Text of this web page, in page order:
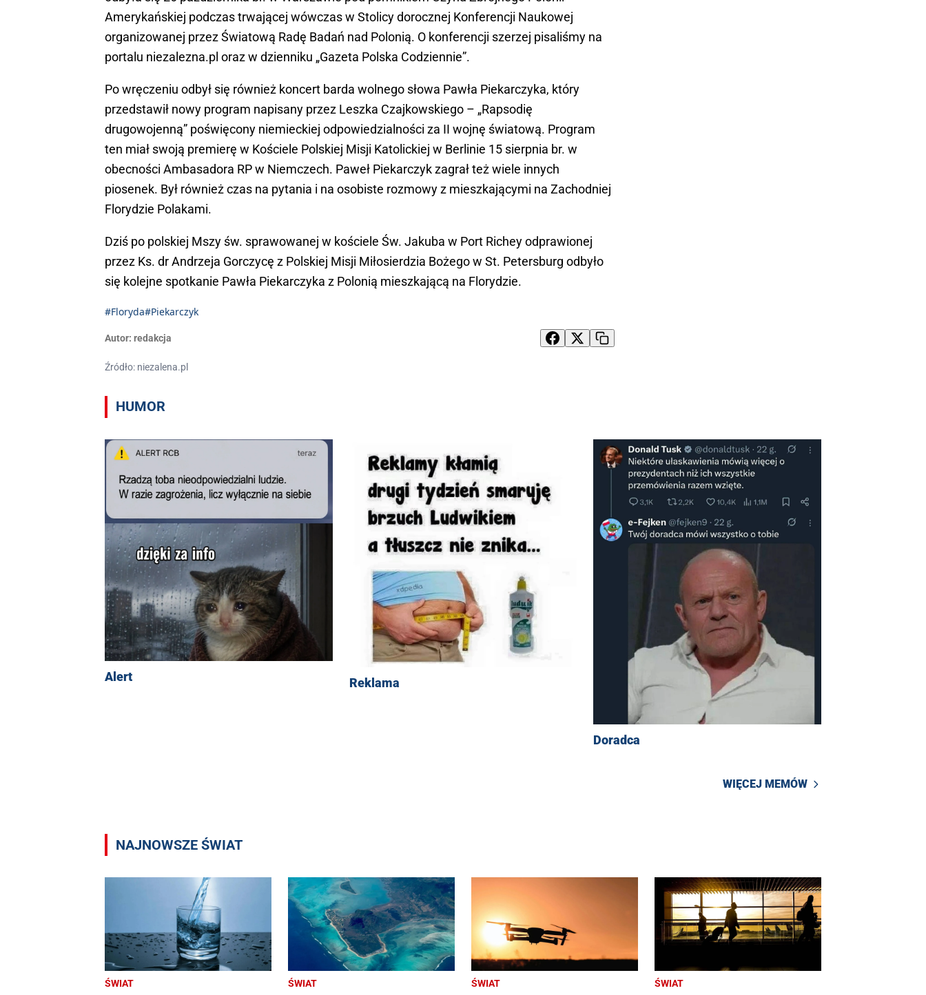
Amerykańskiej podczas trwającej wówczas w Stolicy dorocznej Konferencji Naukowej
organizowanej przez Światową Radę Badań nad Polonią. O konferencji szerzej pisaliśmy na
portalu niezalezna.pl oraz w dzienniku „Gazeta Polska Codziennie”.
Po wręczeniu odbył się również koncert barda wolnego słowa Pawła Piekarczyka, który
przedstawił nowy program napisany przez Leszka Czajkowskiego – „Rapsodię
drugowojenną” poświęcony niemieckiej odpowiedzialności za II wojnę światową. Program
ten miał swoją premierę w Kościele Polskiej Misji Katolickiej w Berlinie 15 sierpnia br. w
obecności Ambasadora RP w Niemczech. Paweł Piekarczyk zagrał też wiele innych
piosenek. Był również czas na pytania i na osobiste rozmowy z mieszkającymi na Zachodniej
Florydzie Polakami.
Dziś po polskiej Mszy św. sprawowanej w kościele Św. Jakuba w Port Richey odprawionej
przez Ks. dr Andrzeja Gorczycę z Polskiej Misji Miłosierdzia Bożego w St. Petersburg odbyło
się kolejne spotkanie Pawła Piekarczyka z Polonią mieszkającą na Florydzie.
#Floryda#Piekarczyk
Autor: redakcja
Źródło: niezalena.pl
HUMOR
Alert Reklama
Doradca
WIĘCEJ MEMÓW
NAJNOWSZE ŚWIAT
ŚWIAT ŚWIAT ŚWIAT ŚWIAT